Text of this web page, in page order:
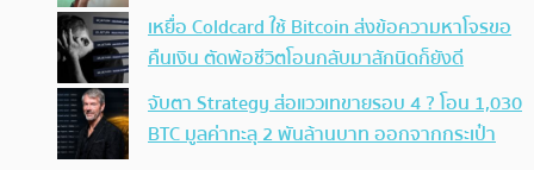
เหยื่อ Coldcard ใช้ Bitcoin ส่งข้อความหาโจรขอ
คืนเงิน ตัดพ้อชีวิตโอนกลับมาสักนิดก็ยังดี
จับตา Strategy ส่อแววเทขายรอบ 4 ? โอน 1,030
BTC มูลค่าทะลุ 2 พันล้านบาท ออกจากกระเป๋า